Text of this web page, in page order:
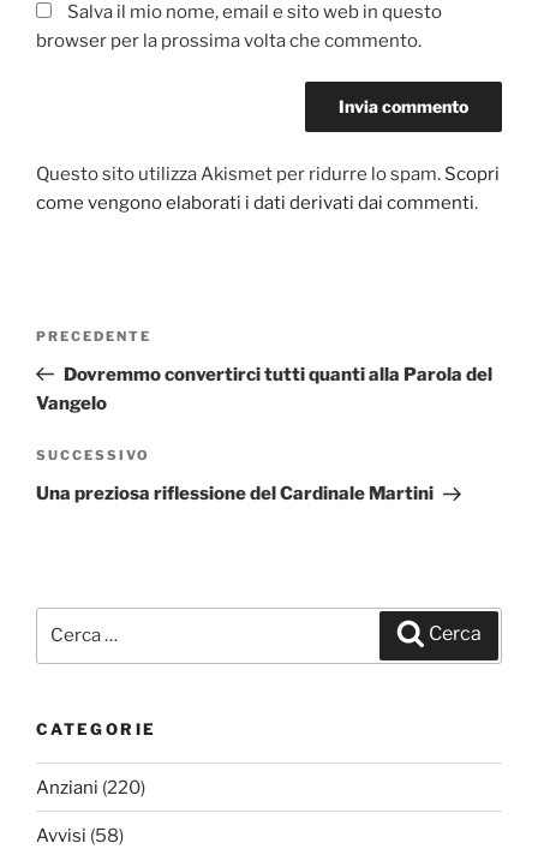
Salva il mio nome, email e sito web in questo
browser per la prossima volta che commento.
Questo sito utilizza Akismet per ridurre lo spam. Scopri
come vengono elaborati i dati derivati dai commenti.
Navigazione
Articolo
precedente:
PRECEDENTE
Dovremmo convertirci tutti quanti alla Parola del
Vangelo
Articolo
successivo
SUCCESSIVO
Una preziosa riflessione del Cardinale Martini
Cerca:
Cerca
CATEGORIE
Anziani (220)
Avvisi (58)